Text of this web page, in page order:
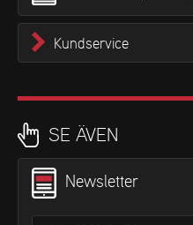
Kundservice
SE ÄVEN
Newsletter